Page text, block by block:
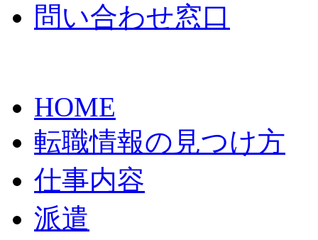
問い合わせ窓口
HOME
転職情報の見つけ方
仕事内容
派遣